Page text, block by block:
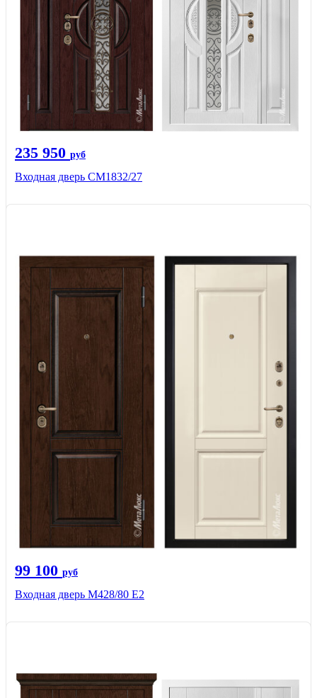
235 950 руб
Входная дверь СМ1832/27
99 100 руб
Входная дверь М428/80 Е2